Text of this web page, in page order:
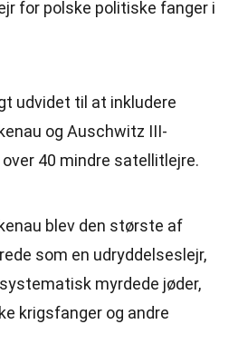
for polske politiske fanger i
udvidet til at inkludere
og Auschwitz III-
40 mindre satellitlejre.
blev den største af
som en udryddelseslejr,
myrdede jøder,
krigsfanger og andre